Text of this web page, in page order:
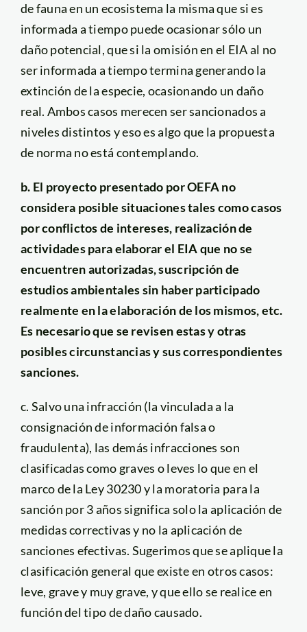
de fauna en un ecosistema la misma que si es
informada a tiempo puede ocasionar sólo un
daño potencial, que si la omisión en el EIA al no
ser informada a tiempo termina generando la
extinción de la especie, ocasionando un daño
real. Ambos casos merecen ser sancionados a
niveles distintos y eso es algo que la propuesta
de norma no está contemplando.
b. El proyecto presentado por OEFA no
considera posible situaciones tales como casos
por conflictos de intereses, realización de
actividades para elaborar el EIA que no se
encuentren autorizadas, suscripción de
estudios ambientales sin haber participado
realmente en la elaboración de los mismos, etc.
Es necesario que se revisen estas y otras
posibles circunstancias y sus correspondientes
sanciones.
c. Salvo una infracción (la vinculada a la
consignación de información falsa o
fraudulenta), las demás infracciones son
clasificadas como graves o leves lo que en el
marco de la Ley 30230 y la moratoria para la
sanción por 3 años significa solo la aplicación de
medidas correctivas y no la aplicación de
sanciones efectivas. Sugerimos que se aplique la
clasificación general que existe en otros casos:
leve, grave y muy grave, y que ello se realice en
función del tipo de daño causado.